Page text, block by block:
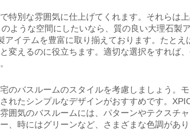
特別な雰囲気に仕上げてくれます。それらは
ような空間にしたいなら、質の良い大理石製
イテムを豊富に取り揃えております。たとえ
変えるのに役立ちます。適切な選択をすれば
のバスルームのスタイルを考慮しましょう。
れたシンプルなデザインがおすすめです。
気のバスルームには、パターンやテクスチ
、時にはグリーンなど、さまざまな色調があ